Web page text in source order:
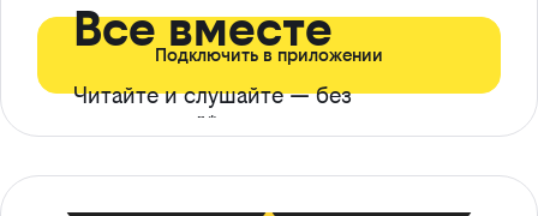
Все вместе
Читайте и слушайте — без
ограничений*
Подключить в приложении